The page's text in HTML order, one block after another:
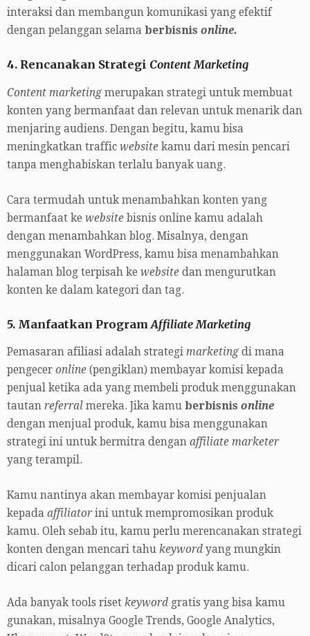
interaksi dan membangun komunikasi yang efektif
dengan pelanggan selama berbisnis online.
4. Rencanakan Strategi Content Marketing
Content marketing merupakan strategi untuk membuat
konten yang bermanfaat dan relevan untuk menarik dan
menjaring audiens. Dengan begitu, kamu bisa
meningkatkan traffic website kamu dari mesin pencari
tanpa menghabiskan terlalu banyak uang.
Cara termudah untuk menambahkan konten yang
bermanfaat ke website bisnis online kamu adalah
dengan menambahkan blog. Misalnya, dengan
menggunakan WordPress, kamu bisa menambahkan
halaman blog terpisah ke website dan mengurutkan
konten ke dalam kategori dan tag.
5. Manfaatkan Program Affiliate Marketing
Pemasaran afiliasi adalah strategi marketing di mana
pengecer online (pengiklan) membayar komisi kepada
penjual ketika ada yang membeli produk menggunakan
tautan referral mereka. Jika kamu berbisnis online
dengan menjual produk, kamu bisa menggunakan
strategi ini untuk bermitra dengan affiliate marketer
yang terampil.
Kamu nantinya akan membayar komisi penjualan
kepada affiliatorini untuk mempromosikan produk
kamu. Oleh sebab itu, kamu perlu merencanakan strategi
konten dengan mencari tahu keyword yang mungkin
dicari calon pelanggan terhadap produk kamu.
Ada banyak tools riset keyword gratis yang bisa kamu
gunakan, misalnya Google Trends, Google Analytics,